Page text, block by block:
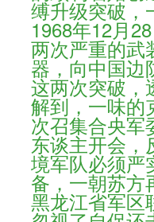
缚升级突破，
1968年12月
两次严重的武
器，向中国边
这两次突破，
解到，一味的
次召集合央军
东谈主开会，
境军队必须严
备，一朝苏方
黑龙江省军区